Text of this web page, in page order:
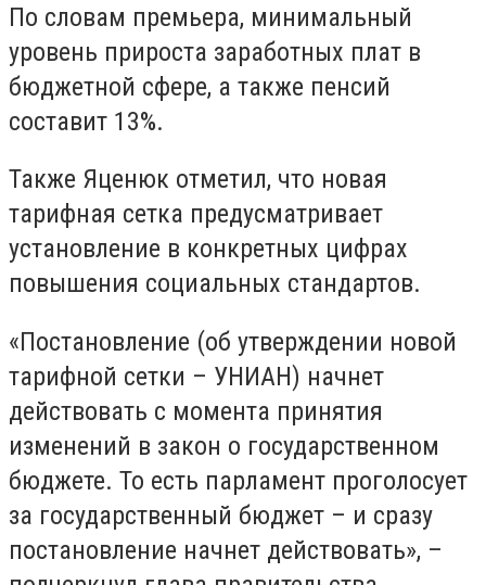
По словам премьера, минимальный
уровень прироста заработных плат в
бюджетной сфере, а также пенсий
составит 13%.
Также Яценюк отметил, что новая
тарифная сетка предусматривает
установление в конкретных цифрах
повышения социальных стандартов.
«Постановление (об утверждении новой
тарифной сетки – УНИАН) начнет
действовать с момента принятия
изменений в закон о государственном
бюджете. То есть парламент проголосует
за государственный бюджет – и сразу
постановление начнет действовать», –